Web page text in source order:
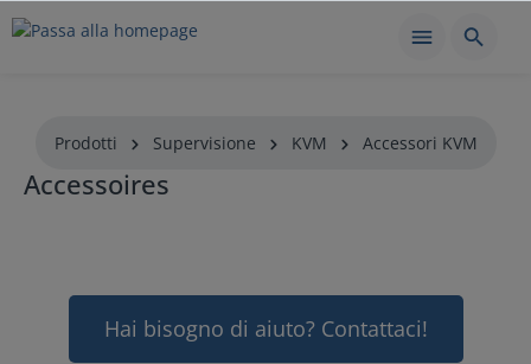
Prodotti Supervisione KVM Accessori KVM
Accessoires
Hai bisogno di aiuto? Contattaci!